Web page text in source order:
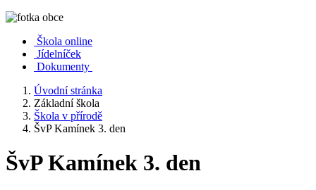
Škola online
Jídelníček
Dokumenty
Úvodní stránka
Základní škola
Škola v přírodě
ŠvP Kamínek 3. den
ŠvP Kamínek 3. den